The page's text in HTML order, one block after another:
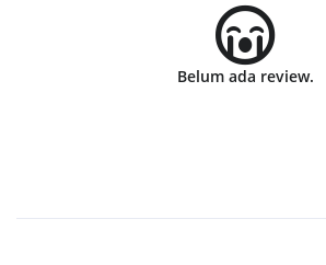
Belum ada review.